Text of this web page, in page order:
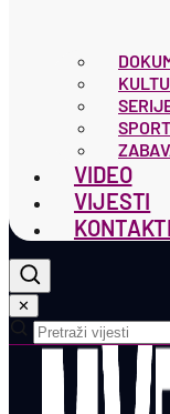
SPORT
VIDEO
VIJESTI
KONTAKTI
✕